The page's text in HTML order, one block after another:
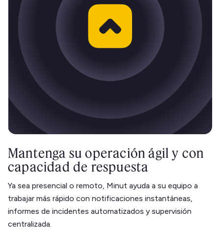
Mantenga su operación ágil y con
capacidad de respuesta
Ya sea presencial o remoto, Minut ayuda a su equipo a
trabajar más rápido con notificaciones instantáneas,
informes de incidentes automatizados y supervisión
centralizada.